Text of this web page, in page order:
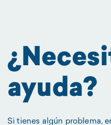
ayuda?
Si tienes algún problema,